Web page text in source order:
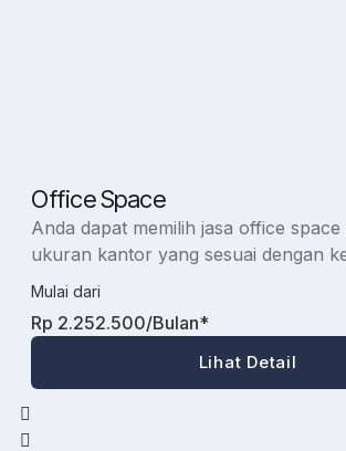
Office Space
Anda dapat memilih jasa office space
ukuran kantor yang sesuai dengan
Mulai dari
Rp 2.252.500/Bulan*
Lihat Detail